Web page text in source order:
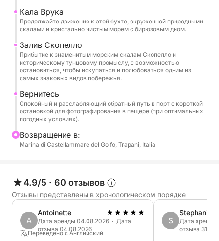
В стоимость входит:
Капитан
В стоимость не входит:
- Расходы на топливо (которые варьируются в
зависимости от выбранного тура)
Вот полезная информация:
Доступны 2 тура:
длинный: Голубой грот, Кала Врука, Скопелло,
природный заповедник Зингаро (который
включает 3 остановки, всего 6). Для меня это
самый красивый маршрут. Если у вас есть другие
предпочтения, пожалуйста, сообщите мне.
Кала Врука
Продолжайте движение к этой бухте, окруженной природными
скалами и кристально чистым морем с бирюзовым дном.
Залив Скопелло
Прибытие к знаменитым морским скалам Скопелло и
историческому тунцовому промыслу, с возможностью
остановиться, чтобы искупаться и полюбоваться одним из
самых знаковых видов побережья.
Вернитесь
Спокойный и расслабляющий обратный путь в порт с короткой
остановкой для фотографирования в пещере (при оптимальных
погодных условиях).
Bозвращение в:
Marina di Castellammare del Golfo, Trapani, Italia
4.9/5 · 60 отзывов
Отзывы представлены в хронологическом порядке
A
Antoinette
Дата аренды 04.08.2026 · Дата
отзыва 04.08.2026
Переведено с Английский
S
Stephanie
Дата аренды
отзыва